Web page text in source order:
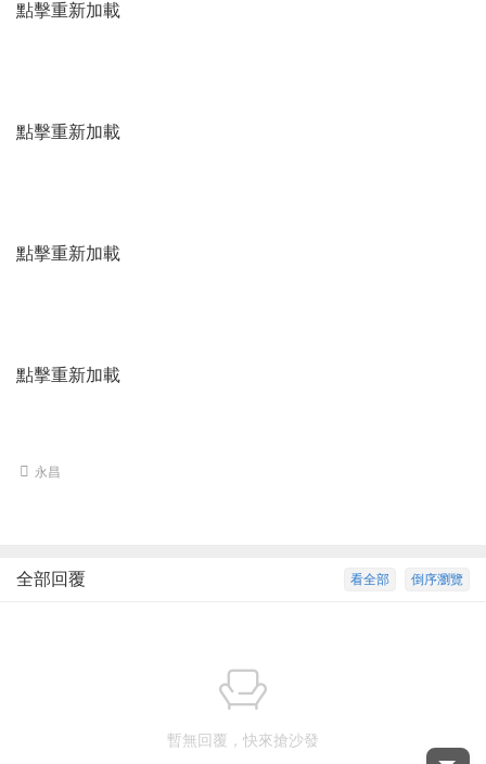
點擊重新加載
點擊重新加載
點擊重新加載
點擊重新加載
永昌
倒序瀏覽
看全部
全部回覆
暫無回覆，快來搶沙發